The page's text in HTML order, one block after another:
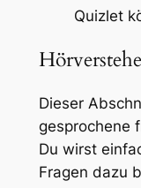
Quizlet
Dieser
gesprochene
Du wirst
Fragen dazu